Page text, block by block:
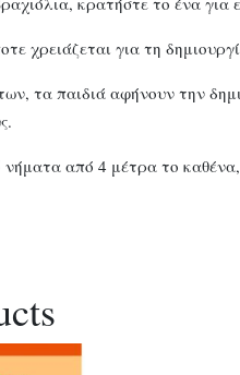
χρειάζεται για τη
τα παιδιά αφήνουν την
από 4 μέτρα το